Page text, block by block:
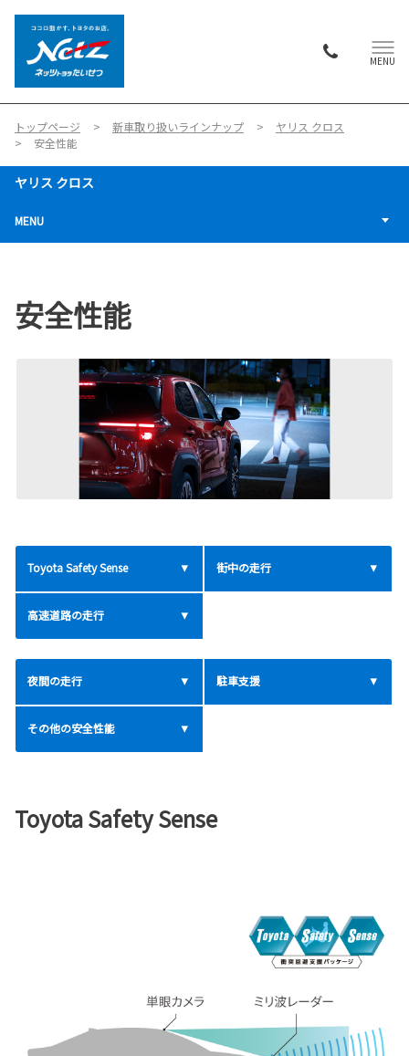
MENU
トップページ 新車取り扱いラインナップ
ヤリス クロス
安全性能
ヤリス クロス
MENU
安全性能
Toyota Safety Sense 街中の走行
高速道路の走行
夜間の走行 駐車支援
その他の安全性能
Toyota Safety Sense